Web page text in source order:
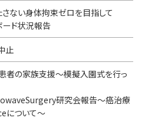
ない身体拘束ゼロを目指して
ード状況報告
止
者の家族支援～模擬入園式を行っ
研究会報告～癌治療
について～